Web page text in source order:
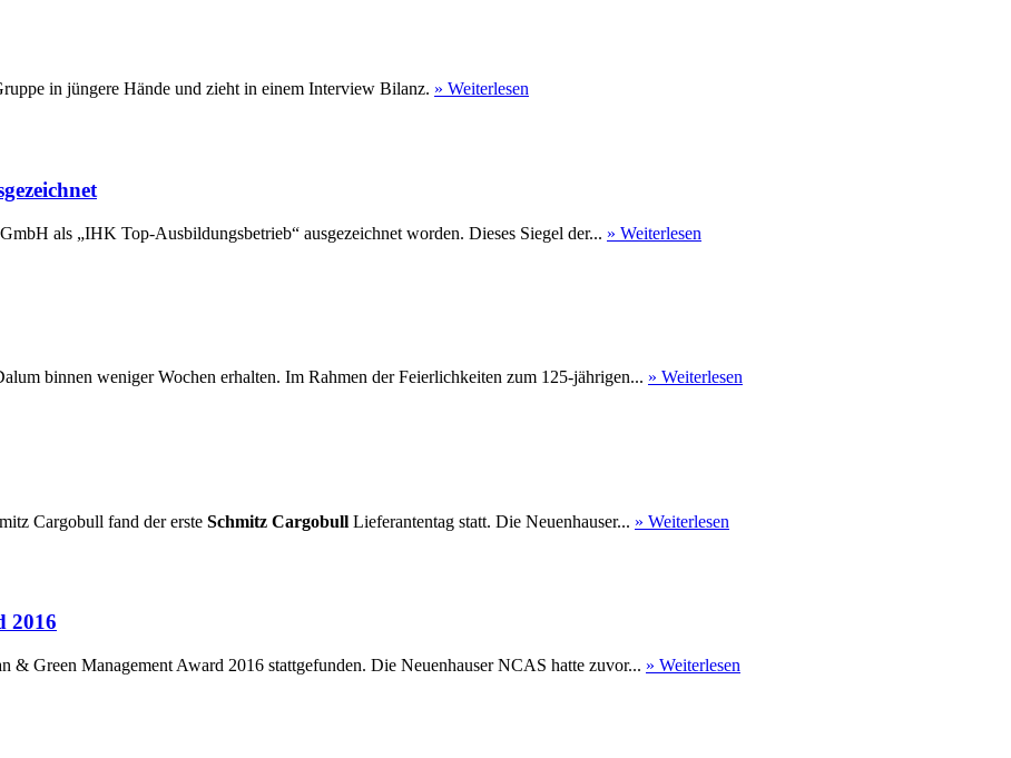
in jüngere Hände und zieht in einem Interview Bilanz. » Weiterlesen
als „IHK Top-Ausbildungsbetrieb“ ausgezeichnet worden. Dieses Siegel der... » Weiterlesen
binnen weniger Wochen erhalten. Im Rahmen der Feierlichkeiten zum 125-jährigen... » Weiterlesen
Cargobull fand der erste Schmitz Cargobull Lieferantentag statt. Die Neuenhauser... » Weiterlesen
2016
& Green Management Award 2016 stattgefunden. Die Neuenhauser NCAS hatte zuvor... » Weiterlesen